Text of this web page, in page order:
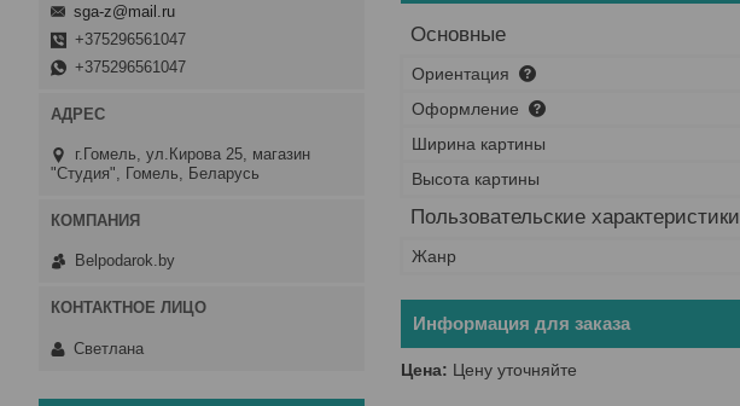
Основные
Ориентация
Оформление
Ширина картины
Высота картины
Пользовательские характеристики
Жанр
Информация для заказа
Цена: Цену уточняйте
sga-z@mail.ru
+375296561047
+375296561047
г.Гомель, ул.Кирова 25, магазин
"Студия", Гомель, Беларусь
Belpodarok.by
Светлана